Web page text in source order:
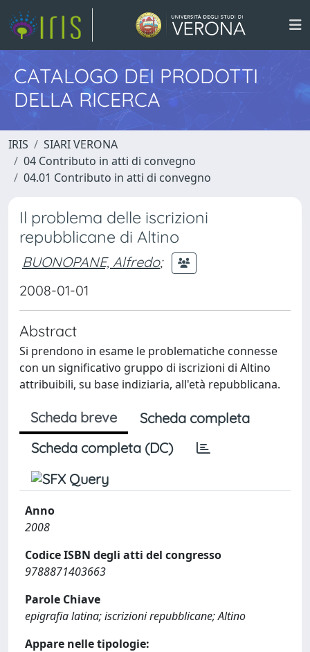
CATALOGO DEI PRODOTTI
DELLA RICERCA
IRIS
SIARI VERONA
04 Contributo in atti di convegno
04.01 Contributo in atti di convegno
Il problema delle iscrizioni
repubblicane di Altino
BUONOPANE, Alfredo;
2008-01-01
Abstract
Si prendono in esame le problematiche connesse
con un significativo gruppo di iscrizioni di Altino
attribuibili, su base indiziaria, all'età repubblicana.
Scheda breve
Scheda completa
Scheda completa (DC)
Anno
2008
Codice ISBN degli atti del congresso
9788871403663
Parole Chiave
epigrafia latina; iscrizioni repubblicane; Altino
Appare nelle tipologie: